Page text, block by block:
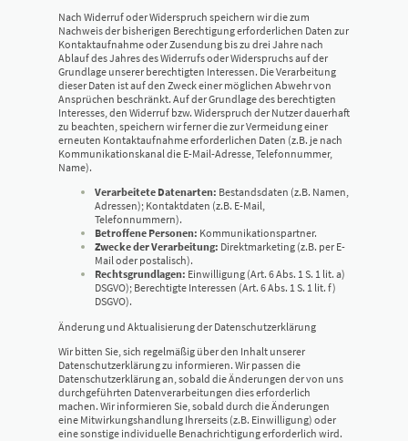
Nach Widerruf oder Widerspruch speichern wir die zum
Nachweis der bisherigen Berechtigung erforderlichen Daten zur
Kontaktaufnahme oder Zusendung bis zu drei Jahre nach
Ablauf des Jahres des Widerrufs oder Widerspruchs auf der
Grundlage unserer berechtigten Interessen. Die Verarbeitung
dieser Daten ist auf den Zweck einer möglichen Abwehr von
Ansprüchen beschränkt. Auf der Grundlage des berechtigten
Interesses, den Widerruf bzw. Widerspruch der Nutzer dauerhaft
zu beachten, speichern wir ferner die zur Vermeidung einer
erneuten Kontaktaufnahme erforderlichen Daten (z.B. je nach
Kommunikationskanal die E-Mail-Adresse, Telefonnummer,
Name).
Verarbeitete Datenarten: Bestandsdaten (z.B. Namen,
Adressen); Kontaktdaten (z.B. E-Mail,
Telefonnummern).
Betroffene Personen: Kommunikationspartner.
Zwecke der Verarbeitung: Direktmarketing (z.B. per E-
Mail oder postalisch).
Rechtsgrundlagen: Einwilligung (Art. 6 Abs. 1 S. 1 lit. a)
DSGVO); Berechtigte Interessen (Art. 6 Abs. 1 S. 1 lit. f)
DSGVO).
Änderung und Aktualisierung der Datenschutzerklärung
Wir bitten Sie, sich regelmäßig über den Inhalt unserer
Datenschutzerklärung zu informieren. Wir passen die
Datenschutzerklärung an, sobald die Änderungen der von uns
durchgeführten Datenverarbeitungen dies erforderlich
machen. Wir informieren Sie, sobald durch die Änderungen
eine Mitwirkungshandlung Ihrerseits (z.B. Einwilligung) oder
eine sonstige individuelle Benachrichtigung erforderlich wird.